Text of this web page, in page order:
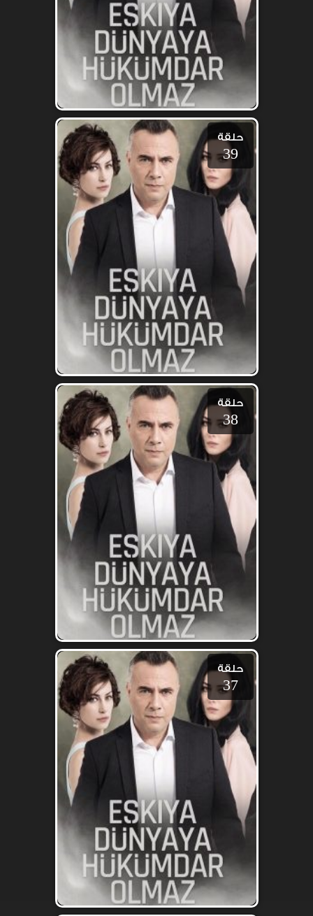
حلقة
39
حلقة
38
حلقة
37